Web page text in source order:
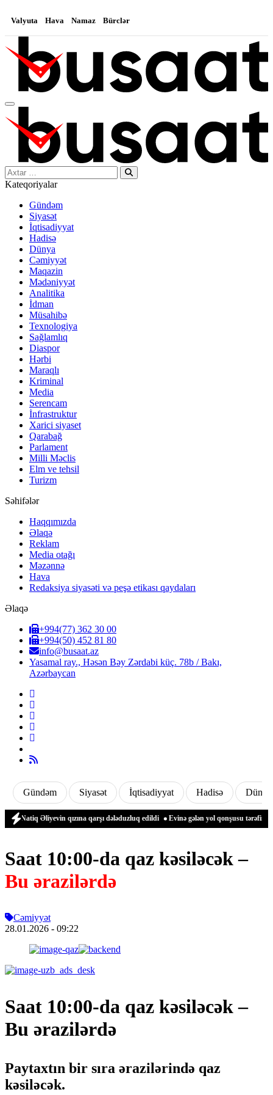
Valyuta Hava Namaz Bürclər
Search…
Kateqoriyalar
Gündəm
Siyasət
İqtisadiyyat
Hadisə
Dünya
Cəmiyyət
Maqazin
Mədəniyyət
Analitika
İdman
Müsahibə
Texnologiya
Sağlamlıq
Diaspor
Hərbi
Maraqlı
Kriminal
Media
Serencam
İnfrastruktur
Xarici siyaset
Qarabağ
Parlament
Milli Məclis
Elm ve tehsil
Turizm
Səhifələr
Haqqımızda
Əlaqə
Reklam
Media otağı
Məzənnə
Hava
Redaksiya siyasəti və peşə etikası qaydaları
Əlaqə
+994(77) 362 30 00
+994(50) 452 81 80
info@busaat.az
Yasamal ray., Həsən Bəy Zərdabi küç. 78b / Bakı,
Azərbaycan
Gündəm Siyasət İqtisadiyyat Hadisə Dünya
Əliyevin qızına qarşı dələduzluq edildi Evinə gələn yol qonşusu tərəfindən
Saat 10:00-da qaz kəsiləcək –
Bu ərazilərdə
Cəmiyyət
28.01.2026 - 09:22
Saat 10:00-da qaz kəsiləcək –
Bu ərazilərdə
Paytaxtın bir sıra ərazilərində qaz
kəsiləcək.